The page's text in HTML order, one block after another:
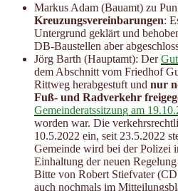
Markus Adam (Bauamt) zu
Kreuzungsvereinbarungen:
Untergrund geklärt und
DB-Baustellen aber
Jörg Barth (Hauptamt): Der
dem Abschnitt vom Friedhof
Rittweg herabgestuft und nur
Fuß- und Radverkehr
Gemeinderatssitzung am
worden war. Die
10.5.2022 ein, seit 23.5.2022
Gemeinde wird bei der Polizei
Einhaltung der neuen
Bitte von Robert Stiefvater
auch nochmals im